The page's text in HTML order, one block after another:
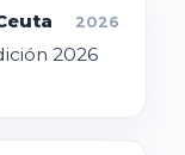
2026
2026